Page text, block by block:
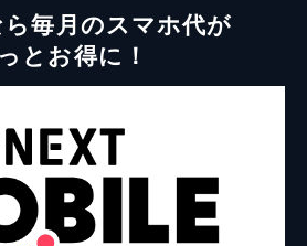
毎月のスマホ代が
とお得に！